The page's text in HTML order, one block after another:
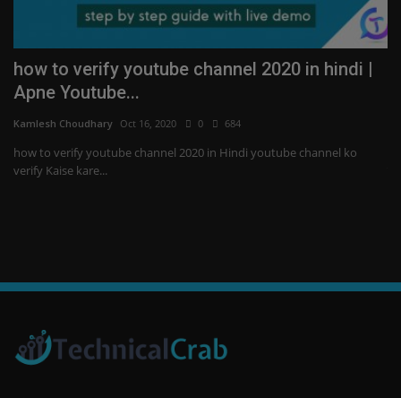
CashSwipe रिटेलर कैसे बने ? How to Become a
CashSwipe Retailer
Kamlesh Choudhary Nov 4, 2020 0 546
CashSwipe kya hai, what is CashSwipe in hindi ? और CashSwipe Retailer
में id kaise...